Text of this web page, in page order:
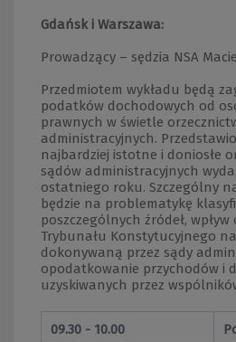
Gdańsk i Warszawa:
Prowadzący – sędzia NSA
Przedmiotem wykładu będą
podatków dochodowych od
prawnych w świetle
administracyjnych.
najbardziej istotne i doniosłe
sądów administracyjnych
ostatniego roku. Szczególny
będzie na problematykę
poszczególnych źródeł,
Trybunału Konstytucyjnego
dokonywaną przez sądy
opodatkowanie przychodów i
uzyskiwanych przez
09.30 - 10.00